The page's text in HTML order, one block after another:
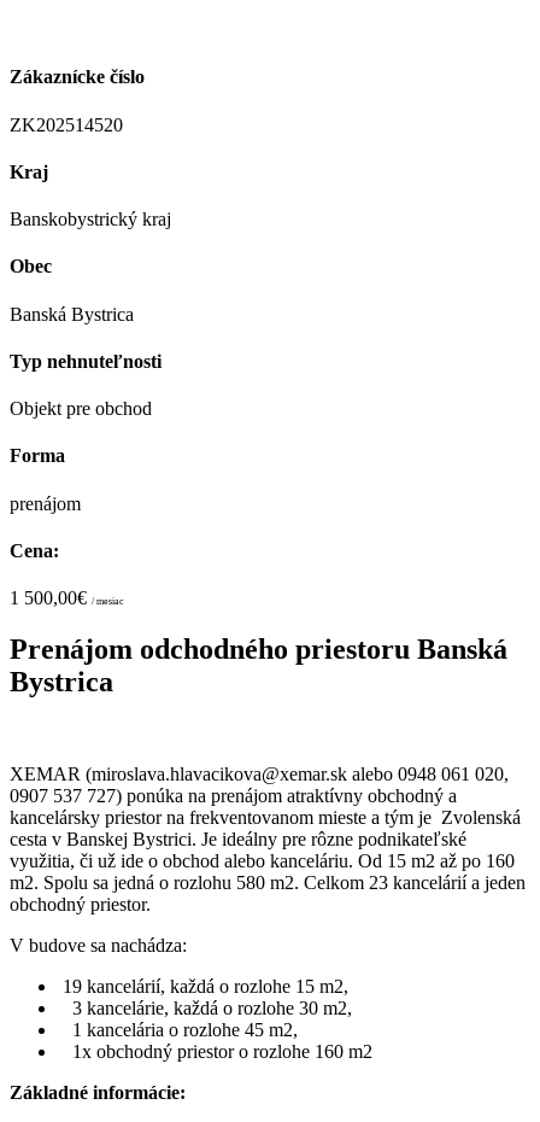
Zákaznícke číslo
ZK202514520
Kraj
Banskobystrický kraj
Obec
Banská Bystrica
Typ nehnuteľnosti
Objekt pre obchod
Forma
prenájom
Cena:
1 500,00€ / mesiac
Prenájom odchodného priestoru Banská
Bystrica
XEMAR (miroslava.hlavacikova@xemar.sk alebo 0948 061 020,
0907 537 727) ponúka na prenájom atraktívny obchodný a
kancelársky priestor na frekventovanom mieste a tým je Zvolenská
cesta v Banskej Bystrici. Je ideálny pre rôzne podnikateľské
využitia, či už ide o obchod alebo kanceláriu. Od 15 m2 až po 160
m2. Spolu sa jedná o rozlohu 580 m2. Celkom 23 kancelárií a jeden
obchodný priestor.
V budove sa nachádza:
19 kancelárií, každá o rozlohe 15 m2,
3 kancelárie, každá o rozlohe 30 m2,
1 kancelária o rozlohe 45 m2,
1x obchodný priestor o rozlohe 160 m2
Základné informácie: